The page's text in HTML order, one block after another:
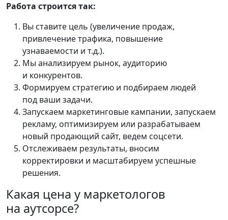
Работа строится так:
Вы ставите цель (увеличение продаж,
привлечение трафика, повышение
узнаваемости и т.д.).
Мы анализируем рынок, аудиторию
и конкурентов.
Формируем стратегию и подбираем людей
под ваши задачи.
Запускаем маркетинговые кампании, запускаем
рекламу, оптимизируем или разрабатываем
новый продающий сайт, ведем соцсети.
Отслеживаем результаты, вносим
корректировки и масштабируем успешные
решения.
Какая цена у маркетологов
на аутсорсе?